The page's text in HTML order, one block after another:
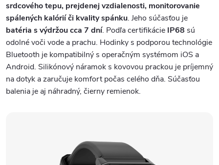
srdcového tepu, prejdenej vzdialenosti, monitorovanie
spálených kalórií či kvality spánku. Jeho súčasťou je
batéria s výdržou cca 7 dní. Podľa certifikácie IP68 sú
odolné voči vode a prachu. Hodinky s podporou technológie
Bluetooth je kompatibilný s operačným systémom iOS a
Android. Silikónový náramok s kovovou prackou je príjemný
na dotyk a zaručuje komfort počas celého dňa. Súčasťou
balenia je aj náhradný, čierny remienok.